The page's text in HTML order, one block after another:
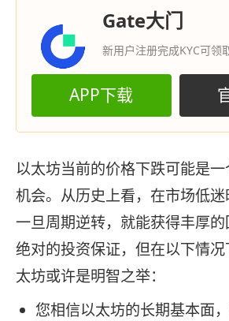
Gate大门
新用户注册完成KYC可领
APP下载
以太坊当前的价格下跌可能是
机会。从历史上看，在市场低迷
一旦周期逆转，就能获得丰厚
绝对的投资保证，但在以下情
太坊或许是明智之举：
您相信以太坊的长期基本面